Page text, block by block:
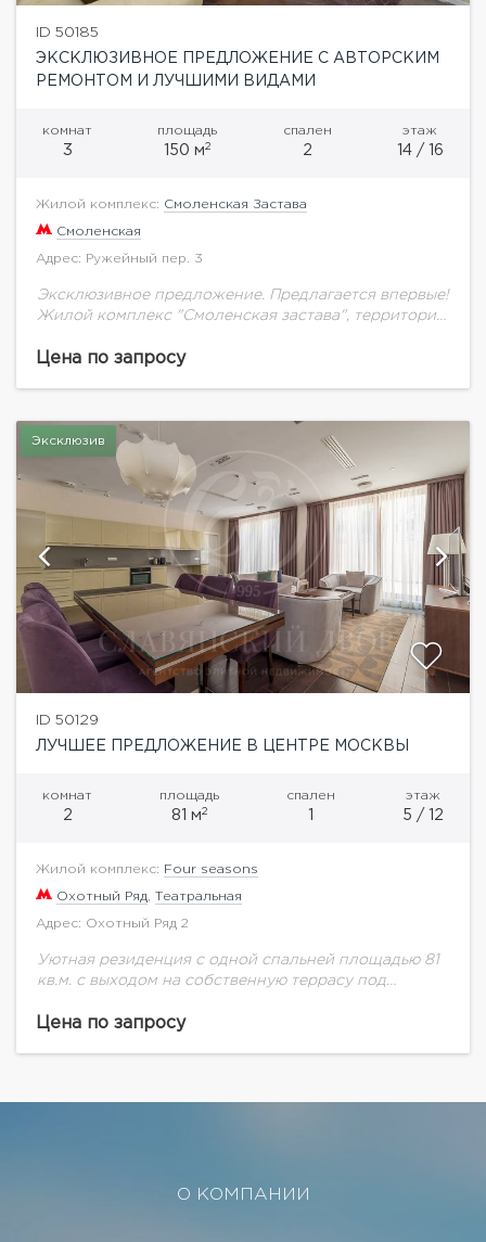
ID 50185
ЭКСКЛЮЗИВНОЕ ПРЕДЛОЖЕНИЕ С АВТОРСКИМ
РЕМОНТОМ И ЛУЧШИМИ ВИДАМИ
комнат
3
площадь
150 м2
спален
2
этаж
14 / 16
Жилой комплекс: Смоленская Застава
Смоленская
Адрес: Ружейный пер. 3
Эксклюзивное предложение. Предлагается впервые!
Жилой комплекс "Смоленская застава", территория
парковка, пропускная система. Квартира с
Цена по запросу
Эксклюзив
ID 50129
ЛУЧШЕЕ ПРЕДЛОЖЕНИЕ В ЦЕНТРЕ МОСКВЫ
комнат
2
площадь
81 м2
спален
1
этаж
5 / 12
Жилой комплекс: Four seasons
Охотный Ряд Театральная
Адрес: Охотный Ряд 2
Уютная резиденция с одной спальней площадью 81
кв.м. с выходом на собственную террасу под
ценителей спокойной обстановки и сочетания
Цена по запросу
О КОМПАНИИ